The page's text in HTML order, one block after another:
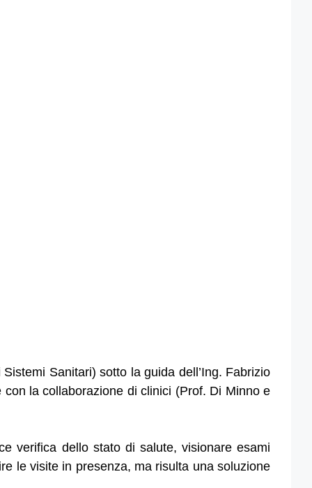
Sanitari) sotto la guida dell’Ing. Fabrizio
la collaborazione di clinici (Prof. Di Minno e
verifica dello stato di salute, visionare esami
le visite in presenza, ma risulta una soluzione